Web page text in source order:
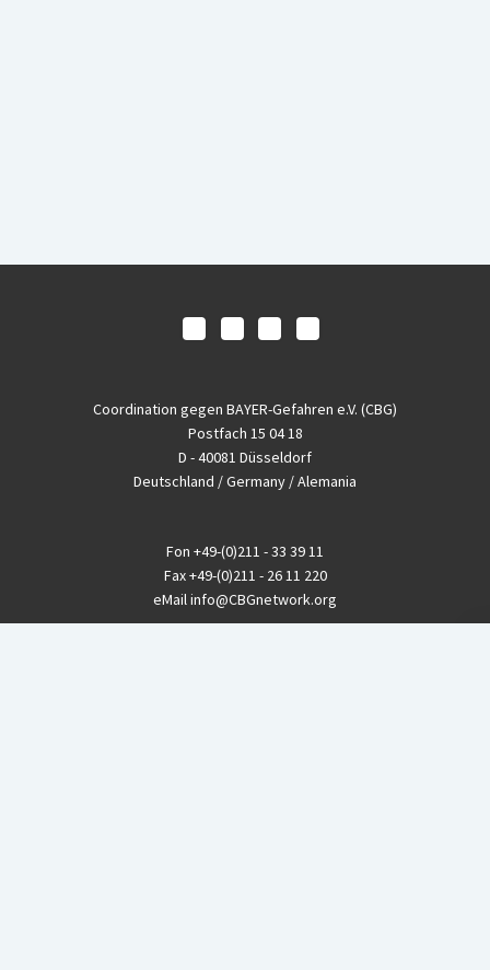
Coordination gegen BAYER-Gefahren e.V. (CBG)
Postfach 15 04 18
D - 40081 Düsseldorf
Deutschland / Germany / Alemania
Fon +49-(0)211 - 33 39 11
Fax+49-(0)211 - 26 11 220
eMailinfo@CBGnetwork.org